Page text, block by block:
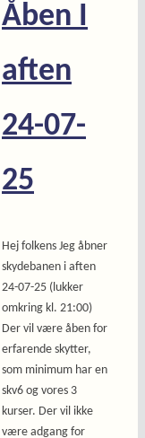
Åben I
aften
24-07-
25
Hej folkens Jeg åbner
skydebanen i aften
24-07-25 (lukker
omkring kl. 21:00)
Der vil være åben for
erfarende skytter,
som minimum har en
skv6 og vores 3
kurser. Der vil ikke
være adgang for